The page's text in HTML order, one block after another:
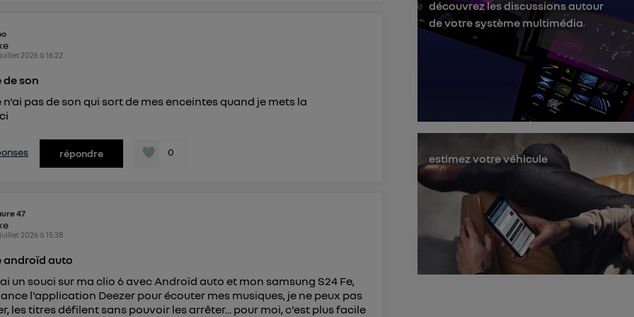
juillet 2026à16:22
de son
n'ai pas de son qui sort de mes enceintes quand je mets la
répondre 0
47
juillet 2026à15:38
androïd auto
un souci sur ma clio 6 avec Androïd auto et mon samsung S24 Fe,
l'application Deezer pour écouter mes musiques, je ne peux pas
les titres défilent sans pouvoir les arrêter... pour moi, c'est plus facile
découvrez les discussions autour
de votre système multimédia
estimez votre véhicule
veuillez consulter la Politique d'information sur les données